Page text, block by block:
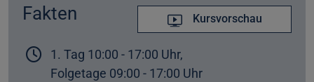
Fakten Kursvorschau
1. Tag 10:00 - 17:00 Uhr,
Folgetage 09:00 - 17:00 Uhr